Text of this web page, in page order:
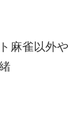
麻雀以外